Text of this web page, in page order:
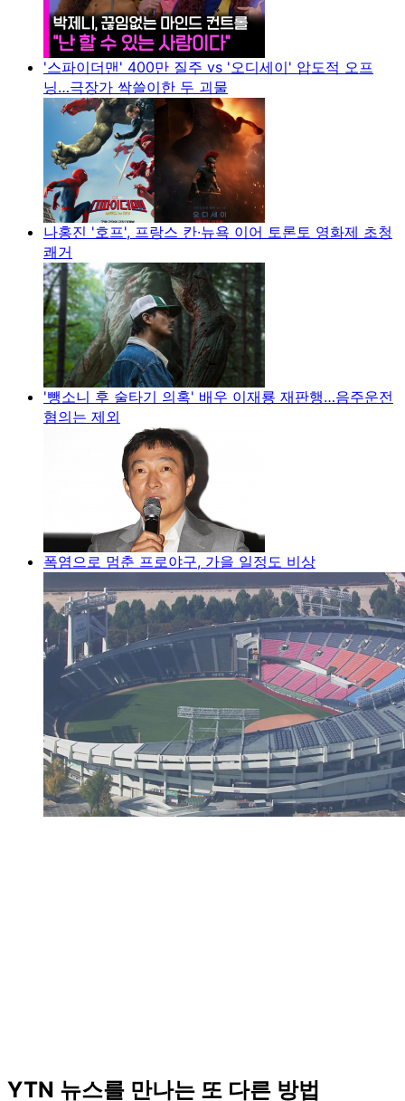
'스파이더맨' 400만 질주 vs '오디세이' 압도적 오프
닝…극장가 싹쓸이한 두 괴물
나홍진 '호프', 프랑스 칸·뉴욕 이어 토론토 영화제 초청
쾌거
'뺑소니 후 술타기 의혹' 배우 이재룡 재판행…음주운전
혐의는 제외
폭염으로 멈춘 프로야구, 가을 일정도 비상
YTN 뉴스를 만나는 또 다른 방법